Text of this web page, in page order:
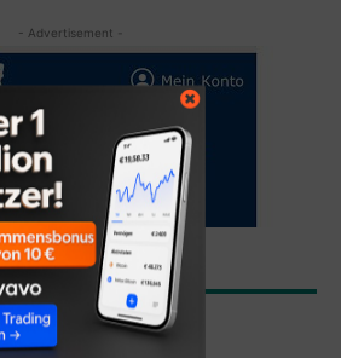
- Advertisement -